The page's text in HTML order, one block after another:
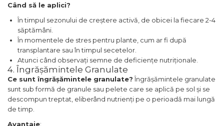
Când să le aplici?
În timpul sezonului de creștere activă, de obicei la fiecare 2-4
săptămâni.
În momentele de stres pentru plante, cum ar fi după
transplantare sau în timpul secetelor.
Atunci când observați semne de deficiențe nutriționale.
4. Îngrășămintele Granulate
Ce sunt îngrășămintele granulate?Îngrășămintele granulate
sunt sub formă de granule sau pelete care se aplică pe sol și se
descompun treptat, eliberând nutrienți pe o perioadă mai lungă
de timp.
Avantaje: